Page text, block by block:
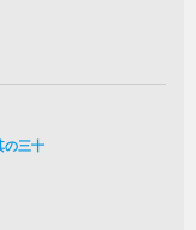
の三十